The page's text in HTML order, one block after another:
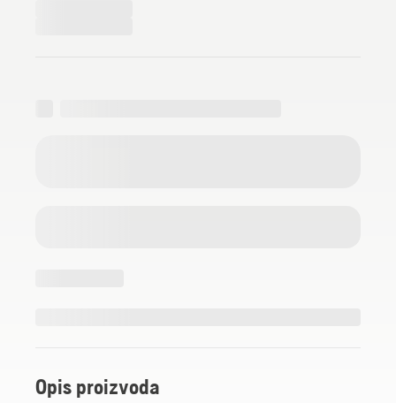
Opis proizvoda